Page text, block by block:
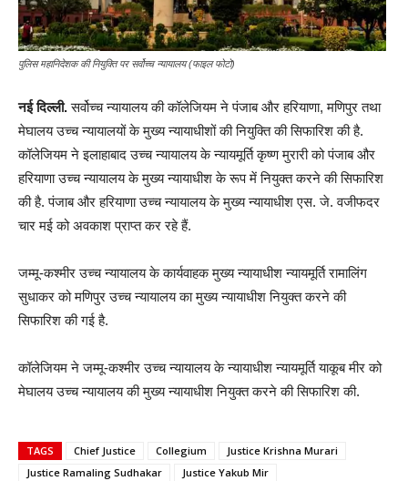
पुलिस महानिदेशक की नियुक्ति पर सर्वोच्च न्यायालय (फाइल फोटो)
नई दिल्ली.सर्वोच्च न्यायालय की कॉलेजियम ने पंजाब और हरियाणा, मणिपुर तथा
मेघालय उच्च न्यायालयों के मुख्य न्यायाधीशों की नियुक्ति की सिफारिश की है.
कॉलेजियम ने इलाहाबाद उच्च न्यायालय के न्यायमूर्ति कृष्ण मुरारी को पंजाब और
हरियाणा उच्च न्यायालय के मुख्य न्यायाधीश के रूप में नियुक्त करने की सिफारिश
की है. पंजाब और हरियाणा उच्च न्यायालय के मुख्य न्यायाधीश एस. जे. वजीफदर
चार मई को अवकाश प्राप्त कर रहे हैं.
जम्मू-कश्मीर उच्च न्यायालय के कार्यवाहक मुख्य न्यायाधीश न्यायमूर्ति रामालिंग
सुधाकर को मणिपुर उच्च न्यायालय का मुख्य न्यायाधीश नियुक्त करने की
सिफारिश की गई है.
कॉलेजियम ने जम्मू-कश्मीर उच्च न्यायालय के न्यायाधीश न्यायमूर्ति याकूब मीर को
मेघालय उच्च न्यायालय की मुख्य न्यायाधीश नियुक्त करने की सिफारिश की.
TAGS Chief Justice Collegium
Justice Krishna Murari
Justice Ramaling Sudhakar
Justice Yakub Mir